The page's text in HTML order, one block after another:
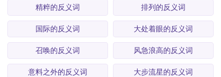
精粹的反义词 排列的反义词
国际的反义词 大处着眼的反义词
召唤的反义词 风急浪高的反义词
意料之外的反义词 大步流星的反义词